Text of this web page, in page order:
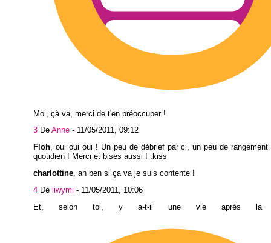
Moi, çà va, merci de t'en préoccuper !
3 De Anne - 11/05/2011, 09:12
Floh, oui oui oui ! Un peu de débrief par ci, un peu de
quotidien ! Merci et bises aussi ! :kiss
charlottine, ah ben si ça va je suis contente !
4 De liwymi - 11/05/2011, 10:06
Et, selon toi, y a-t-il une vie après la